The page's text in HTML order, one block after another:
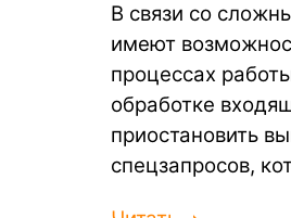
В связи со
имеют
процессах
обработке
приостановить
спецзапросов,